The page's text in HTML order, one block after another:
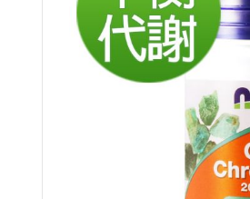
精
強身
晶敏
矯健
元氣